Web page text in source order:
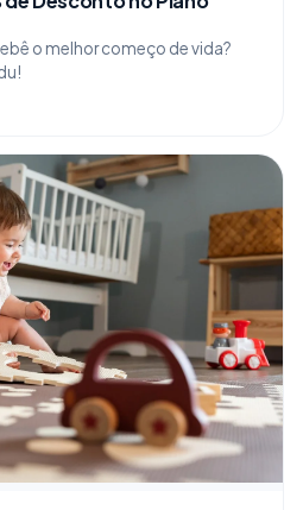
o melhor começo de vida?